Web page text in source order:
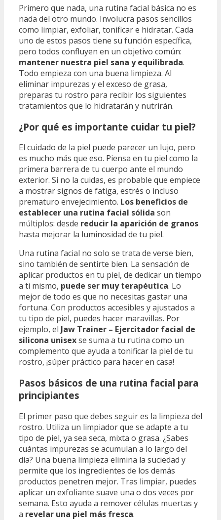
Primero que nada, una rutina facial básica no es
nada del otro mundo. Involucra pasos sencillos
como limpiar, exfoliar, tonificar e hidratar. Cada
uno de estos pasos tiene su función específica,
pero todos confluyen en un objetivo común:
mantener nuestra piel sana y equilibrada.
Todo empieza con una buena limpieza. Al
eliminar impurezas y el exceso de grasa,
preparas tu rostro para recibir los siguientes
tratamientos que lo hidratarán y nutrirán.
¿Por qué es importante cuidar tu piel?
El cuidado de la piel puede parecer un lujo, pero
es mucho más que eso. Piensa en tu piel como la
primera barrera de tu cuerpo ante el mundo
exterior. Si no la cuidas, es probable que empiece
a mostrar signos de fatiga, estrés o incluso
prematuro envejecimiento. Los beneficios de
establecer una rutina facial sólida son
múltiplos: desde reducir la aparición de granos
hasta mejorar la luminosidad de tu piel.
Una rutina facial no solo se trata de verse bien,
sino también de sentirte bien. La sensación de
aplicar productos en tu piel, de dedicar un tiempo
a ti mismo, puede ser muy terapéutica. Lo
mejor de todo es que no necesitas gastar una
fortuna. Con productos accesibles y ajustados a
tu tipo de piel, puedes hacer maravillas. Por
ejemplo, el Jaw Trainer – Ejercitador facial de
silicona unisexse suma a tu rutina como un
complemento que ayuda a tonificar la piel de tu
rostro, ¡súper práctico para hacer en casa!
Pasos básicos de una rutina facial para
principiantes
El primer paso que debes seguir es la limpieza del
rostro. Utiliza un limpiador que se adapte a tu
tipo de piel, ya sea seca, mixta o grasa. ¿Sabes
cuántas impurezas se acumulan a lo largo del
día? Una buena limpieza elimina la suciedad y
permite que los ingredientes de los demás
productos penetren mejor. Tras limpiar, puedes
aplicar un exfoliante suave una o dos veces por
semana. Esto ayuda a remover células muertas y
a revelar una piel más fresca.